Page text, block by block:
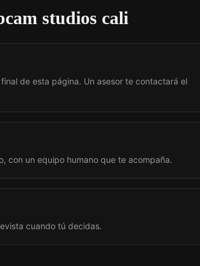
studios cali
de esta página. Un asesor te contactará el
con un equipo humano que te acompaña.
cuando tú decidas.